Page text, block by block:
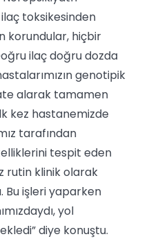
toksikesinden
korundular, hiçbir
ilaç doğru dozda
genotipik
alarak tamamen
kez hastanemizde
tarafından
tespit eden
rutin klinik olarak
Bu işleri yaparken
yol
diye konuştu.